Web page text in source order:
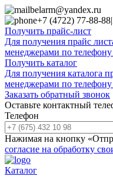
belarm@yandex.ru
+7 (4722) 77-88-88|
Получить прайс-лист
Для получения прайс
менеджерами по
Получить каталог
Для получения каталога
менеджерами по
Заказать обратный звонок
Оставьте контактный
Телефон
Нажимая на кнопку
согласие на обработку
Каталог